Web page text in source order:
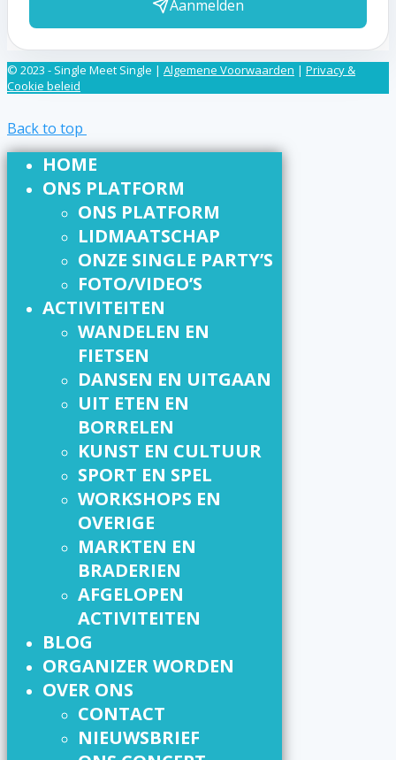
Aanmelden
© 2023 - Single Meet Single | Algemene Voorwaarden | Privacy &
Cookie beleid
Back to top
HOME
ONS PLATFORM
ONS PLATFORM
LIDMAATSCHAP
ONZE SINGLE PARTY’S
FOTO/VIDEO’S
ACTIVITEITEN
WANDELEN EN
FIETSEN
DANSEN EN UITGAAN
UIT ETEN EN
BORRELEN
KUNST EN CULTUUR
SPORT EN SPEL
WORKSHOPS EN
OVERIGE
MARKTEN EN
BRADERIEN
AFGELOPEN
ACTIVITEITEN
BLOG
ORGANIZER WORDEN
OVER ONS
CONTACT
NIEUWSBRIEF